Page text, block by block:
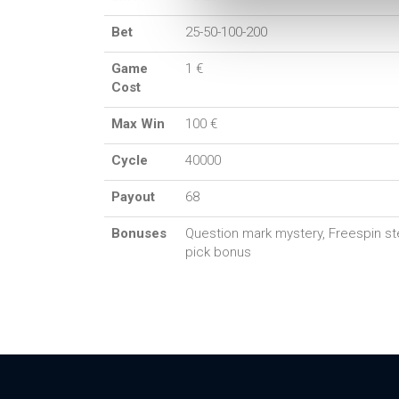
Bet 25-50-100-200
Game
Cost
1 €
Max Win 100 €
Cycle 40000
Payout 68
Bonuses
Question mark mystery, Freespin
pick bonus